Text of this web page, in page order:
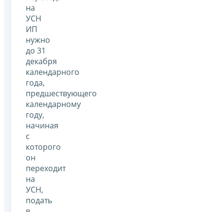
на
УСН
ИП
нужно
до 31
декабря
календарного
года,
предшествующего
календарному
году,
начиная
с
которого
он
переходит
на
УСН,
подать